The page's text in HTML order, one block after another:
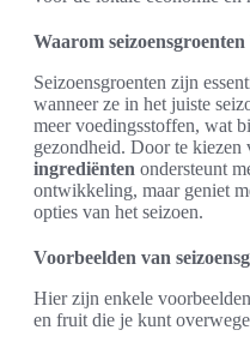
Waarom
Seizoensgroenten zijn
wanneer ze in het juiste
meer voedingsstoffen, wat
gezondheid. Door te kiezen
ingrediënten ondersteunt
ontwikkeling, maar geniet
opties van het seizoen.
Voorbeelden van
Hier zijn enkele
en fruit die je kunt